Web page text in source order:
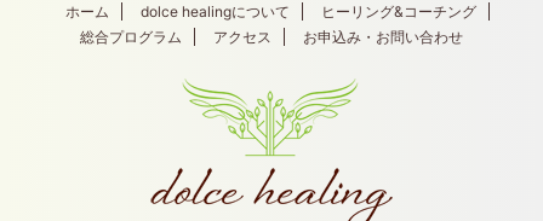
ホーム dolce healingについて
ヒーリング&コーチング
総合プログラム
アクセス お申込み・お問い合わせ